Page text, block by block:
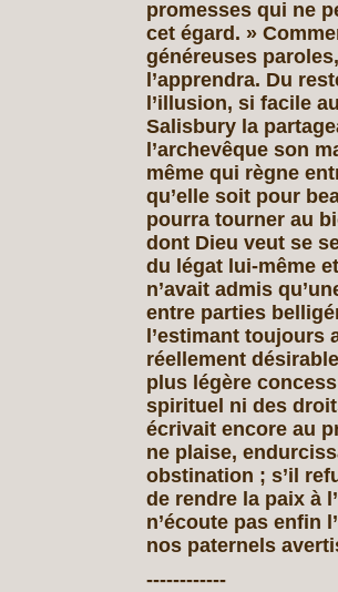
promesses qui ne
cet égard. »
généreuses
l’apprendra. Du
l’illusion, si facile
Salisbury la
l’archevêque son
même qui règne
qu’elle soit pour
pourra tourner au
dont Dieu veut se
du légat lui-même
n’avait admis
entre parties
l’estimant toujours
réellement
plus légère
spirituel ni des
écrivait encore au
ne plaise,
obstination ; s’il
de rendre la paix à
n’écoute pas enfin
nos paternels
------------